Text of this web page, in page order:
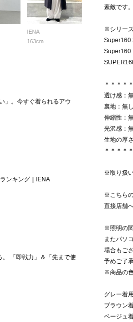
IENA
163cm
」。今すぐ着られるアウ
ンキング｜IENA
。 「即戦力」＆「先まで使
素敵です。
※シリー
Super160
Super160
＊＊＊＊
透け感：
裏地：無し
伸縮性：
光沢感：
生地の厚
＊＊＊＊
※取り扱
※こちら
直接店舗
※照明の
またパソ
場合もご
予めご了
※商品の
グレー着
ブラウン
ベージュ